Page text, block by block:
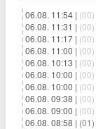
06.08. 11:54 | (00)
06.08. 11:31 | (00)
06.08. 11:17 | (00)
06.08. 11:00 | (00)
06.08. 10:13 | (00)
06.08. 10:00 | (00)
06.08. 10:00 | (00)
06.08. 09:38 | (00)
06.08. 09:00 | (00)
06.08. 08:58 | (01)